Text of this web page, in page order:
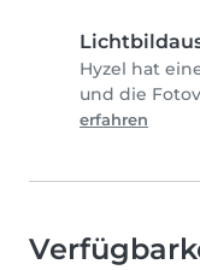
Hyzel hat
und die
erfahren